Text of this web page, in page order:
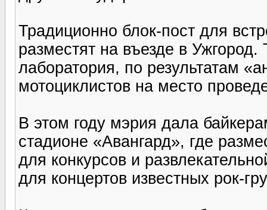
Традиционно блок-пост для
разместят на въезде в
лаборатория, по результатам
мотоциклистов на место
В этом году мэрия дала
стадионе «Авангард», где
для конкурсов и
для концертов известных рок-